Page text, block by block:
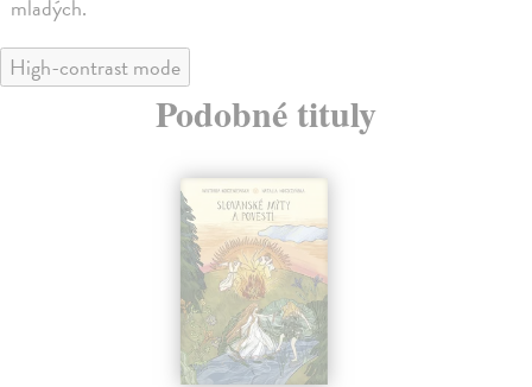
mladých.
High-contrast mode
Podobné tituly